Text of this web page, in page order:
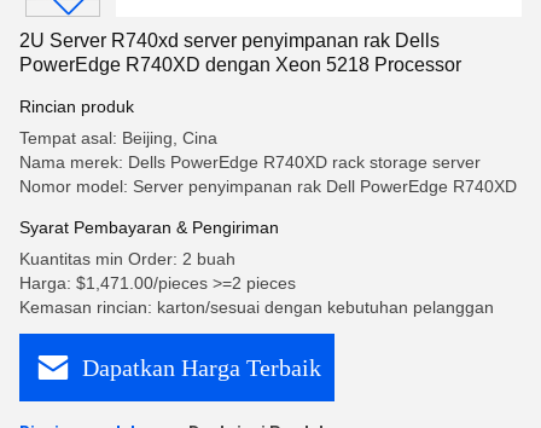
2U Server R740xd server penyimpanan rak Dells
PowerEdge R740XD dengan Xeon 5218 Processor
Rincian produk
Tempat asal: Beijing, Cina
Nama merek: Dells PowerEdge R740XD rack storage server
Nomor model: Server penyimpanan rak Dell PowerEdge R740XD
Syarat Pembayaran & Pengiriman
Kuantitas min Order: 2 buah
Harga: $1,471.00/pieces >=2 pieces
Kemasan rincian: karton/sesuai dengan kebutuhan pelanggan
Dapatkan Harga Terbaik